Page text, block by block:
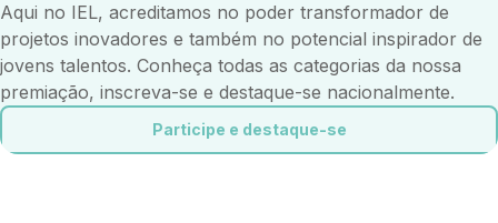
Aqui no IEL, acreditamos no poder transformador de
projetos inovadores e também no potencial inspirador de
jovens talentos. Conheça todas as categorias da nossa
premiação, inscreva-se e destaque-se nacionalmente.
Participe e destaque-se